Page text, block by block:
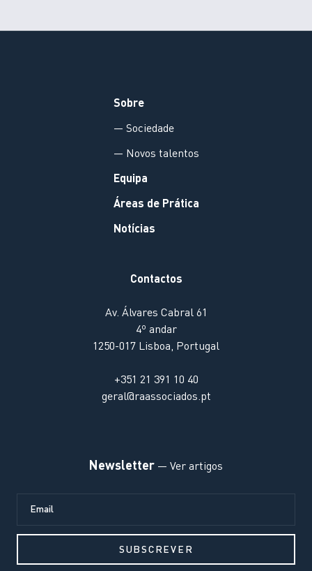
Sobre
— Sociedade
— Novos talentos
Equipa
Áreas de Prática
Notícias
Contactos
Av. Álvares Cabral 61
4º andar
1250-017 Lisboa, Portugal
+351 21 391 10 40
geral@raassociados.pt
Newsletter — Ver artigos